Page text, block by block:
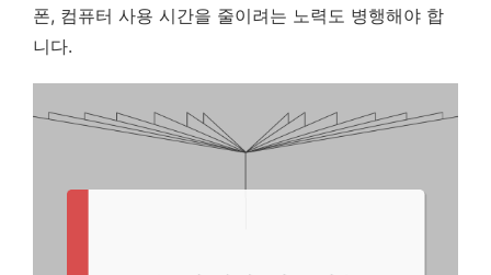
폰, 컴퓨터 사용 시간을 줄이려는 노력도 병행해야 합
니다.